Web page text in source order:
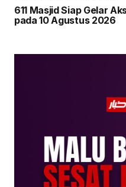
611 Masjid Siap Gelar
pada 10 Agustus 2026